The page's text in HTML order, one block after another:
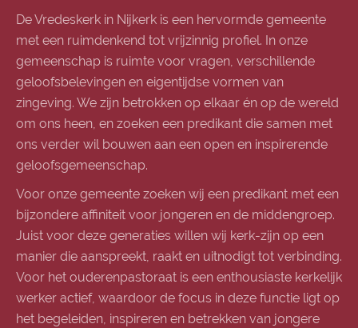
De Vredeskerk in Nijkerk is een hervormde gemeente
met een ruimdenkend tot vrijzinnig profiel. In onze
gemeenschap is ruimte voor vragen, verschillende
geloofsbelevingen en eigentijdse vormen van
zingeving. We zijn betrokken op elkaar én op de wereld
om ons heen, en zoeken een predikant die samen met
ons verder wil bouwen aan een open en inspirerende
geloofsgemeenschap.
Voor onze gemeente zoeken wij een predikant met een
bijzondere affiniteit voor jongeren en de middengroep.
Juist voor deze generaties willen wij kerk-zijn op een
manier die aanspreekt, raakt en uitnodigt tot verbinding.
Voor het ouderenpastoraat is een enthousiaste kerkelijk
werker actief, waardoor de focus in deze functie ligt op
het begeleiden, inspireren en betrekken van jongere